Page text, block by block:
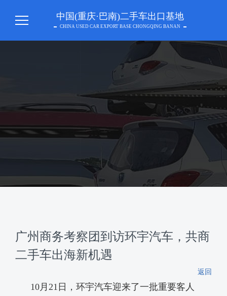
中国(重庆·巴南)二手车出口基地
CHINA USED CAR EXPORT BASE CHONGQING BANAN
广州商务考察团到访环宇汽车，共商
二手车出海新机遇
返回
10月21日，环宇汽车迎来了一批重要客人